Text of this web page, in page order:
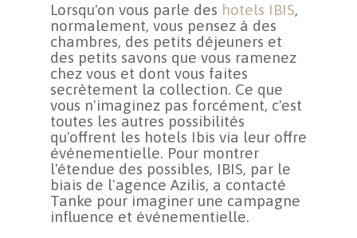
Lorsqu'on vous parle des hotels IBIS,
normalement, vous pensez à des
chambres, des petits déjeuners et
des petits savons que vous ramenez
chez vous et dont vous faites
secrètement la collection. Ce que
vous n'imaginez pas forcément, c'est
toutes les autres possibilités
qu'offrent les hotels Ibis via leur offre
événementielle. Pour montrer
l'étendue des possibles, IBIS, par le
biais de l'agence Azilis, a contacté
Tanke pour imaginer une campagne
influence et événementielle.